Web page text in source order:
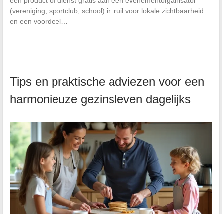
(vereniging, sportclub, school) in ruil voor lokale zichtbaarheid
en een voordeel…
Tips en praktische adviezen voor een
harmonieuze gezinsleven dagelijks